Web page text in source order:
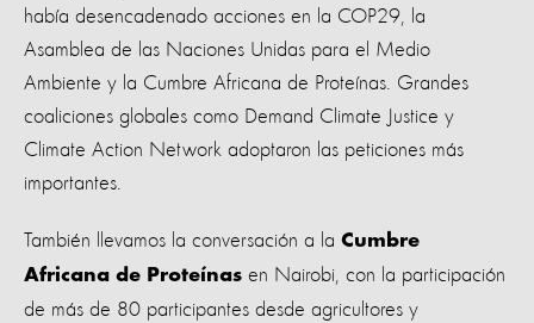
había desencadenado acciones en la COP29, la
Asamblea de las Naciones Unidas para el Medio
Ambiente y la Cumbre Africana de Proteínas. Grandes
coaliciones globales como Demand Climate Justice y
Climate Action Network adoptaron las peticiones más
importantes.
También llevamos la conversación a la Cumbre
Africana de Proteínas en Nairobi, con la participación
de más de 80 participantes desde agricultores y